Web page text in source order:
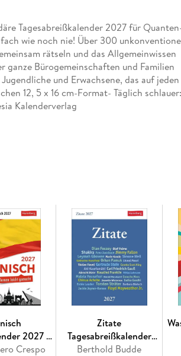
Tagesabreißkalender 2027 für
wie noch nie! Über 300
rätseln und das Allgemeinwissen
ganze Bürogemeinschaften und Familien
und Erwachsene, das auf jeden
12, 5 x 16 cm-Format- Täglich
Kalenderverlag
2027 -
leicht
Crespo
Zitate
Tagesabreißkalender
2027
Berthold Budde